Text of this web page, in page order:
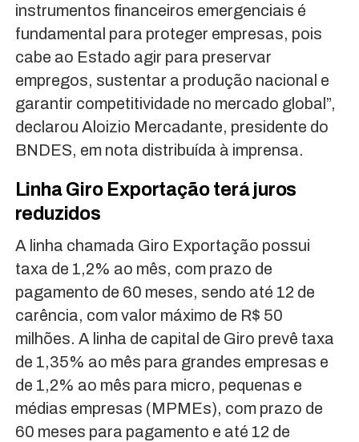
instrumentos financeiros emergenciais é
fundamental para proteger empresas, pois
cabe ao Estado agir para preservar
empregos, sustentar a produção nacional e
garantir competitividade no mercado global”,
declarou Aloizio Mercadante, presidente do
BNDES, em nota distribuída à imprensa.
Linha Giro Exportação terá juros
reduzidos
A linha chamada Giro Exportação possui
taxa de 1,2% ao mês, com prazo de
pagamento de 60 meses, sendo até 12 de
carência, com valor máximo de R$ 50
milhões. A linha de capital de Giro prevê taxa
de 1,35% ao mês para grandes empresas e
de 1,2% ao mês para micro, pequenas e
médias empresas (MPMEs), com prazo de
60 meses para pagamento e até 12 de